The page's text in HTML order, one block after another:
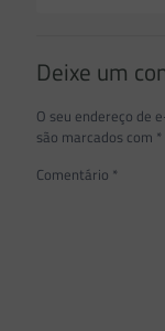
Deixe um
O seu endereço de
são marcados com *
Comentário *